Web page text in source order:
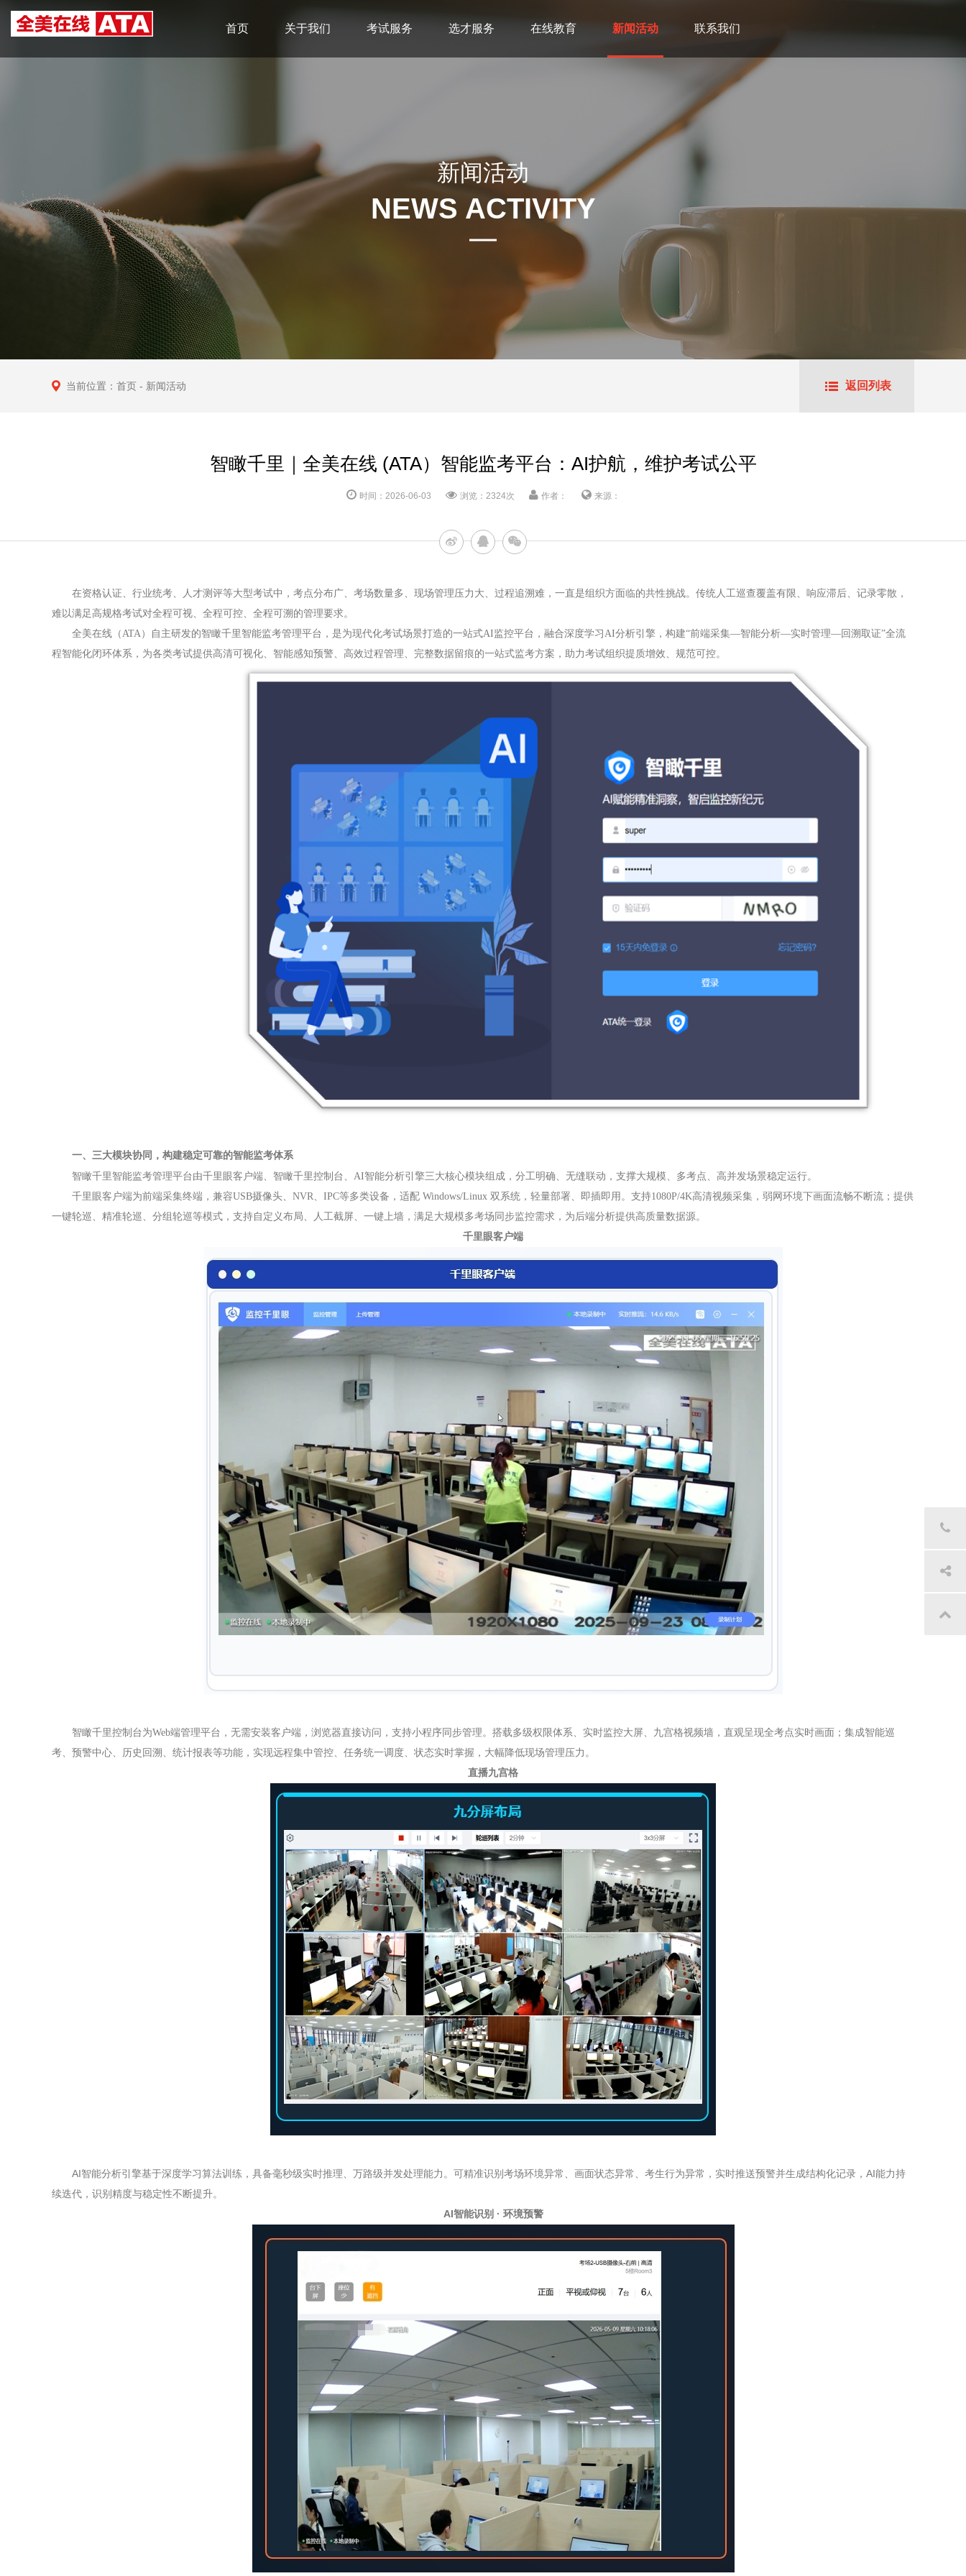
首页 关于我们 考试服务 选才服务 在线教育 新闻活动 联系我们
新闻活动
NEWS ACTIVITY
当前位置： 首页 - 新闻活动 返回列表
智瞰千里｜全美在线 (ATA）智能监考平台：AI护航，维护考试公平
时间：2026-06-03 浏览：2324次 作者： 来源：
在资格认证、行业统考、人才测评等大型考试中，考点分布广、考场数量多、现场管理压力大、过程追溯难，一直是组织方面临的共性挑战。传统人工巡查覆盖有限、响应滞后、记录零散，
难以满足高规格考试对全程可视、全程可控、全程可溯的管理要求。
全美在线（ATA）自主研发的智瞰千里智能监考管理平台，是为现代化考试场景打造的一站式AI监控平台，融合深度学习AI分析引擎，构建“前端采集—智能分析—实时管理—回溯取证”全流
程智能化闭环体系，为各类考试提供高清可视化、智能感知预警、高效过程管理、完整数据留痕的一站式监考方案，助力考试组织提质增效、规范可控。
一、三大模块协同，构建稳定可靠的智能监考体系
智瞰千里智能监考管理平台由千里眼客户端、智瞰千里控制台、AI智能分析引擎三大核心模块组成，分工明确、无缝联动，支撑大规模、多考点、高并发场景稳定运行。
千里眼客户端为前端采集终端，兼容USB摄像头、NVR、IPC等多类设备，适配 Windows/Linux 双系统，轻量部署、即插即用。支持1080P/4K高清视频采集，弱网环境下画面流畅不断流；提供
一键轮巡、精准轮巡、分组轮巡等模式，支持自定义布局、人工截屏、一键上墙，满足大规模多考场同步监控需求，为后端分析提供高质量数据源。
千里眼客户端
智瞰千里控制台为Web端管理平台，无需安装客户端，浏览器直接访问，支持小程序同步管理。搭载多级权限体系、实时监控大屏、九宫格视频墙，直观呈现全考点实时画面；集成智能巡
考、预警中心、历史回溯、统计报表等功能，实现远程集中管控、任务统一调度、状态实时掌握，大幅降低现场管理压力。
直播九宫格
AI智能分析引擎基于深度学习算法训练，具备毫秒级实时推理、万路级并发处理能力。可精准识别考场环境异常、画面状态异常、考生行为异常，实时推送预警并生成结构化记录，AI能力持
续迭代，识别精度与稳定性不断提升。
AI智能识别 · 环境预警